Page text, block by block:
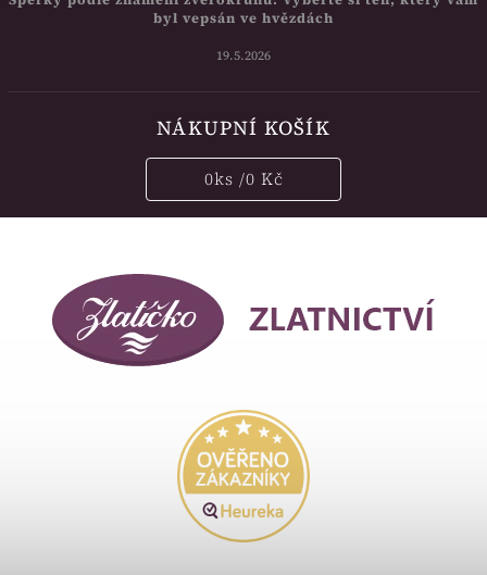
byl vepsán ve hvězdách
19.5.2026
NÁKUPNÍ KOŠÍK
0ks /0 Kč